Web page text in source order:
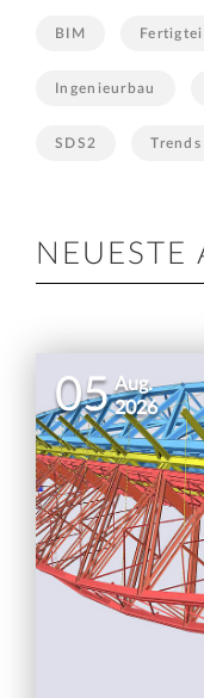
BIM
Ingenieurbau
SDS2 Trends
NEUESTE
05 Aug.
2026